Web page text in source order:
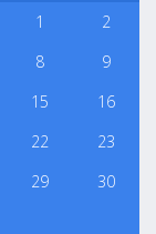
1
2
8
9
15
16
22
23
29
30